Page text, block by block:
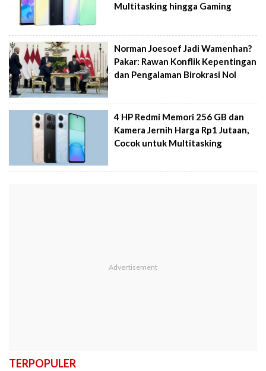
Multitasking hingga Gaming
Norman Joesoef Jadi Wamenhan?
Pakar: Rawan Konflik Kepentingan
dan Pengalaman Birokrasi Nol
4 HP Redmi Memori 256 GB dan
Kamera Jernih Harga Rp1 Jutaan,
Cocok untuk Multitasking
TERPOPULER